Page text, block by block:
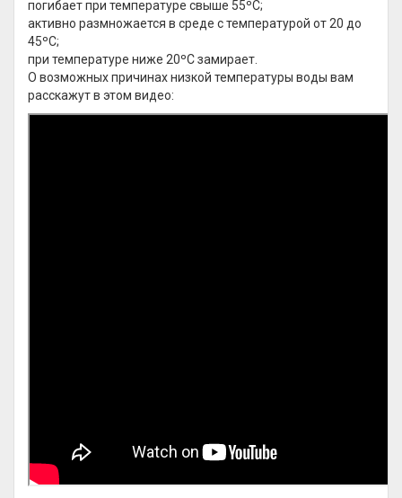
погибает при температуре свыше 55ºС;
активно размножается в среде с температурой от 20 до
45ºС;
при температуре ниже 20ºС замирает.
О возможных причинах низкой температуры воды вам
расскажут в этом видео: